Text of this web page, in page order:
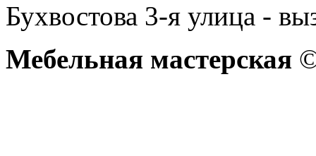
Бухвостова 3-я улица -
Мебельная мастерская